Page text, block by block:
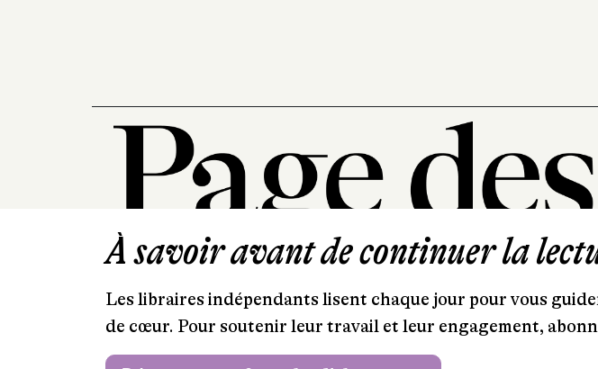
101, rue
T. 01
À savoir avant de continuer la
Les libraires indépendants lisent chaque jour pour vous
de cœur. Pour soutenir leur travail et leur engagement,